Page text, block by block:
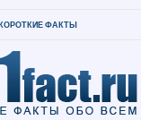
ФАКТЫ